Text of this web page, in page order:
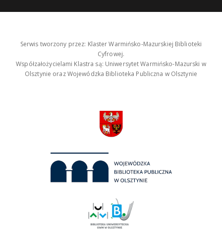
Serwis tworzony przez: Klaster Warmińsko-Mazurskiej Biblioteki
Cyfrowej.
Współzałożycielami Klastra są: Uniwersytet Warmińsko-Mazurski w
Olsztynie oraz Wojewódzka Biblioteka Publiczna w Olsztynie